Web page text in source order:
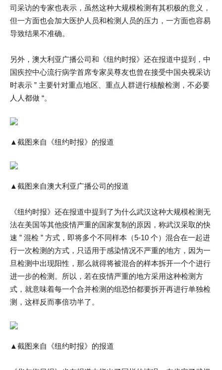
司采访的专家也表示，虽然这种大规模检测有其积极的意义，
但一方面也会加大医护人员和检测人员的压力，一方面也容易
导致结果不准确。
另外，澳大利亚广播公司和《纽约时报》还在报道中提到，中
国疾控中心流行病学首席专家吴尊友也曾在接受中国央视采访
时表示 ” 主要针对重点地区、重点人群进行核酸检测，不必要
人人都做 “。
▲截图来自《纽约时报》的报道
▲截图来自澳大利亚广播公司的报道
《纽约时报》还在报道中提到了为什么武汉这种大规模检测无
法在美国等其他疫情严重的国家复制的原因，称武汉采取的快
速 ” 混检 ” 方式，即将多个不同样本（5-10 个）混合在一起进
行一次检测的方式，只适用于感染情况不严重的地方，因为一
旦检测中出现阳性，那么就得将被混合的样本拆开一个个进行
进一步的检测。所以，若在疫情严重的地方采用这种检测方
式，就意味着每一个合并检测的组恐怕都要拆开再进行单独检
测，这样反而事倍功半了。
▲截图来自《纽约时报》的报道